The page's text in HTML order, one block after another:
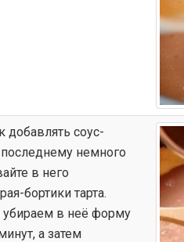
добавлять соус-
немного
в него
бортики тарта.
убираем в неё форму
а затем